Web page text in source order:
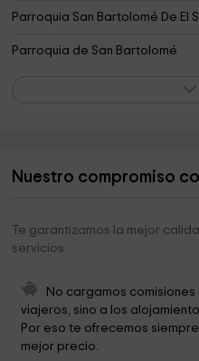
Parroquia San Bartolomé De El
Parroquia de San Bartolomé
Sabinas De Priego
Cristo De Archivel
La Muralla
Parroquia Santa Bárbara
Museo de la Vera Cruz
Nuestro compromiso
Te garantizamos la mejor
servicios
No cargamos comisiones
viajeros, sino a los
Por eso te ofrecemos siempre
mejor precio.